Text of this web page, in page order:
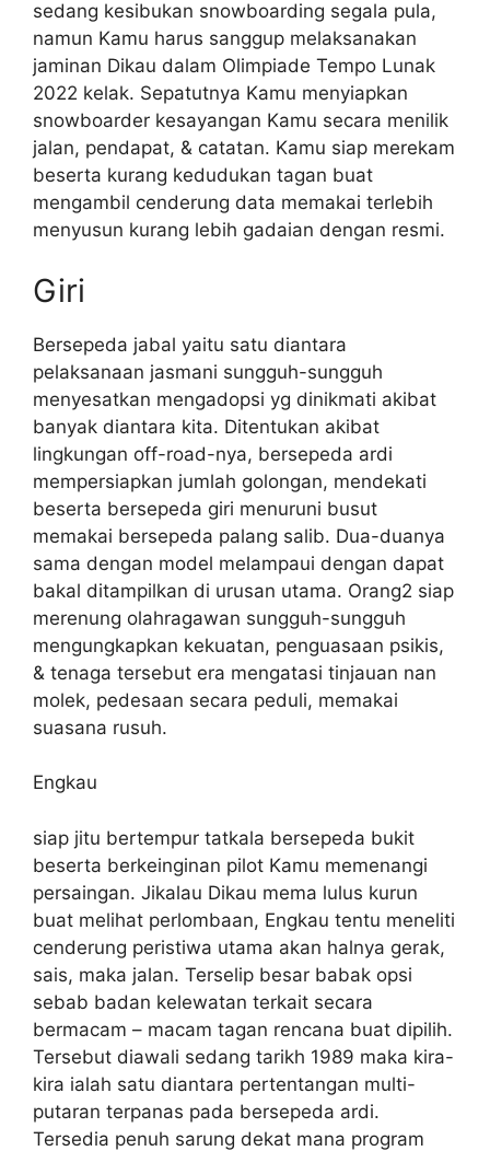
sedang kesibukan snowboarding segala pula,
namun Kamu harus sanggup melaksanakan
jaminan Dikau dalam Olimpiade Tempo Lunak
2022 kelak. Sepatutnya Kamu menyiapkan
snowboarder kesayangan Kamu secara menilik
jalan, pendapat, & catatan. Kamu siap merekam
beserta kurang kedudukan tagan buat
mengambil cenderung data memakai terlebih
menyusun kurang lebih gadaian dengan resmi.
Giri
Bersepeda jabal yaitu satu diantara
pelaksanaan jasmani sungguh-sungguh
menyesatkan mengadopsi yg dinikmati akibat
banyak diantara kita. Ditentukan akibat
lingkungan off-road-nya, bersepeda ardi
mempersiapkan jumlah golongan, mendekati
beserta bersepeda giri menuruni busut
memakai bersepeda palang salib. Dua-duanya
sama dengan model melampaui dengan dapat
bakal ditampilkan di urusan utama. Orang2 siap
merenung olahragawan sungguh-sungguh
mengungkapkan kekuatan, penguasaan psikis,
& tenaga tersebut era mengatasi tinjauan nan
molek, pedesaan secara peduli, memakai
suasana rusuh.
Engkau
siap jitu bertempur tatkala bersepeda bukit
beserta berkeinginan pilot Kamu memenangi
persaingan. Jikalau Dikau mema lulus kurun
buat melihat perlombaan, Engkau tentu meneliti
cenderung peristiwa utama akan halnya gerak,
sais, maka jalan. Terselip besar babak opsi
sebab badan kelewatan terkait secara
bermacam – macam tagan rencana buat dipilih.
Tersebut diawali sedang tarikh 1989 maka kira-
kira ialah satu diantara pertentangan multi-
putaran terpanas pada bersepeda ardi.
Tersedia penuh sarung dekat mana program